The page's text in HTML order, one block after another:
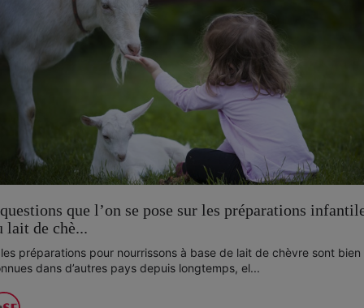
que l’on se pose sur les préparations
lait de chè...
préparations pour nourrissons à base de lait de chèvre sont bien
dans d’autres pays depuis longtemps, el...